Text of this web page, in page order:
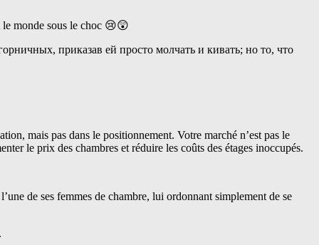
le monde sous le choc 😢😲
mais pas dans le positionnement. Votre marché n’est pas le
le prix des chambres et réduire les coûts des étages inoccupés.
de ses femmes de chambre, lui ordonnant simplement de se